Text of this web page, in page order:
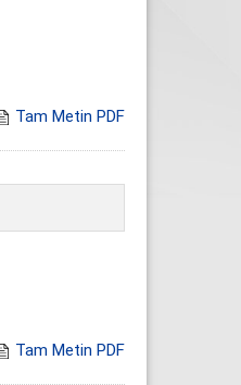
Tam Metin PDF
Tam Metin PDF